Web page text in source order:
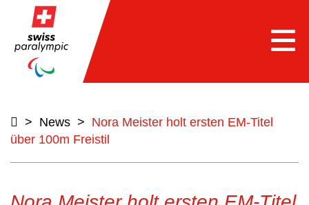
> News > Nora Meister holt ersten EM-Titel
über 100m Freistil